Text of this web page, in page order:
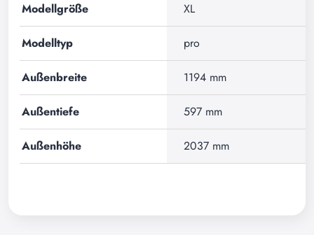
Modellgröße XL
Modelltyp pro
Außenbreite 1194 mm
Außentiefe 597 mm
Außenhöhe 2037 mm